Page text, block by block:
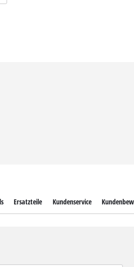
Ersatzteile Kundenservice